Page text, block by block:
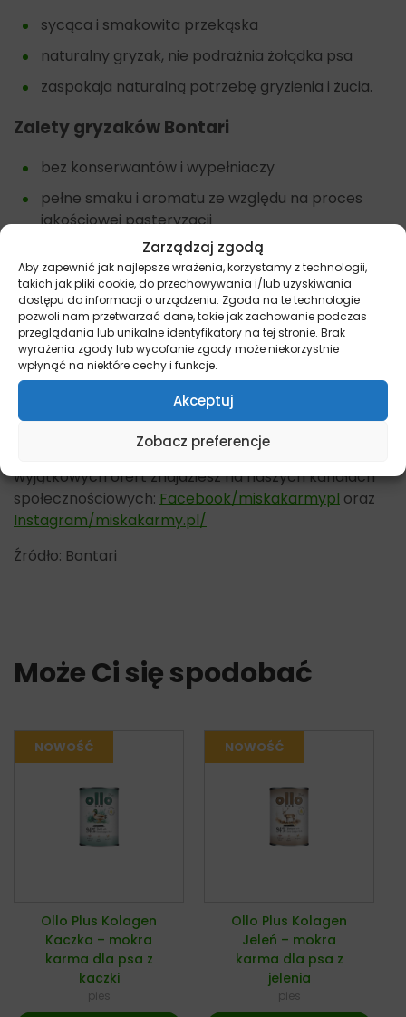
Zarządzaj zgodą
Aby zapewnić jak najlepsze wrażenia, korzystamy z technologii,
takich jak pliki cookie, do przechowywania i/lub uzyskiwania
dostępu do informacji o urządzeniu. Zgoda na te technologie
pozwoli nam przetwarzać dane, takie jak zachowanie podczas
przeglądania lub unikalne identyfikatory na tej stronie. Brak
wyrażenia zgody lub wycofanie zgody może niekorzystnie
wpłynąć na niektóre cechy i funkcje.
Akceptuj
Zobacz preferencje
sycąca i smakowita przekąska
naturalny gryzak, nie podrażnia żołądka psa
zaspokaja naturalną potrzebę gryzienia i żucia.
Zalety gryzaków Bontari
bez konserwantów i wypełniaczy
pełne smaku i aromatu ze względu na proces
jakościowej pasteryzacji
źródło witamin i minerałów
długi termin przydatności
doskonała rozrywka i uspokajacz dla psiaków.
Inne przysmaki dla psów znajdziesz tutaj –Przysmaki
Dostępne opakowania 500g
Pamiętaj, że więcej informacji na temat promocji i
wyjątkowych ofert znajdziesz na naszych kanałach
społecznościowych: Facebook/miskakarmypl oraz
Instagram/miskakarmy.pl/
Źródło: Bontari
Może Ci się spodobać
Ollo Plus Kolagen
Kaczka – mokra
karma dla psa z
kaczki
pies
Ollo Plus Kolagen
Jeleń – mokra
karma dla psa z
jelenia
pies